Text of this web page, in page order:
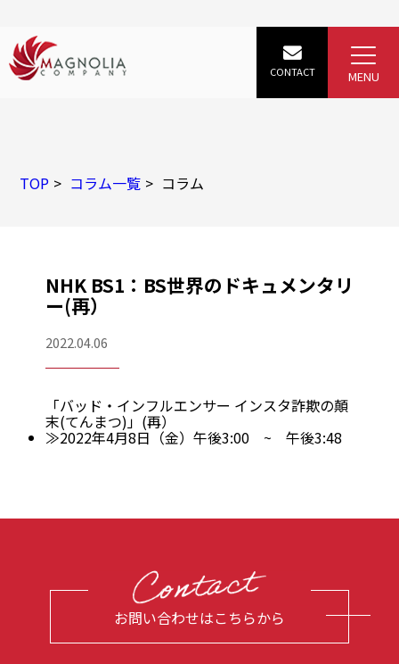
TOP コラム一覧 コラム
NHK BS1：BS世界のドキュメンタリ
ー(再）
2022.04.06
「バッド・インフルエンサー インスタ詐欺の顛
末(てんまつ)」(再）
≫2022年4月8日（金）午後3:00 ~ 午後3:48
お問い合わせはこちらから